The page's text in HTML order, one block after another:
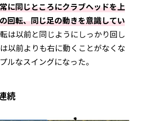
に同じところにクラブヘッドを上
回転、同じ足の動きを意識してい
は以前と同じようにしっかり回し
以前よりも右に動くことがなくな
ルなスイングになった。
続